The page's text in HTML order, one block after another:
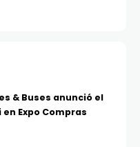
& Buses anunció el
Expo Compras